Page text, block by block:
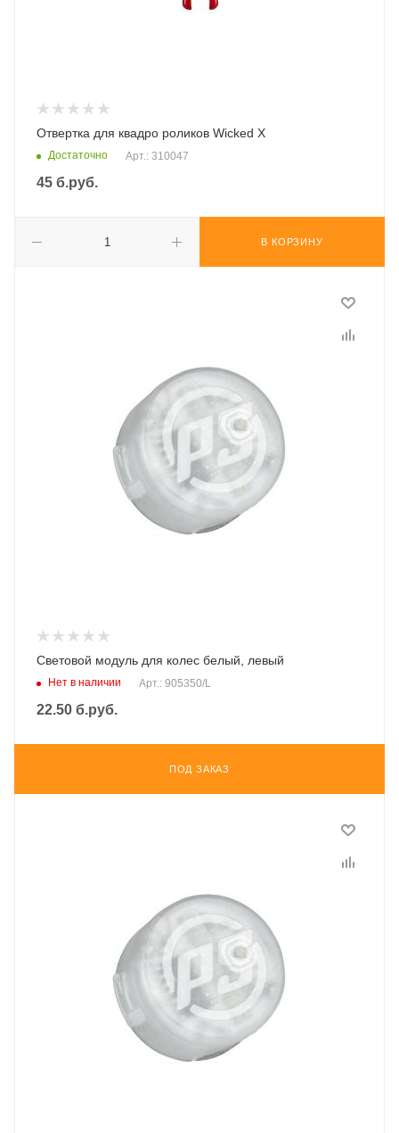
Отвертка для квадро роликов Wicked X
Достаточно Арт.: 310047
45 б.руб.
В КОРЗИНУ
Световой модуль для колес белый, левый
Нет в наличии Арт.: 905350/L
22.50 б.руб.
ПОД ЗАКАЗ